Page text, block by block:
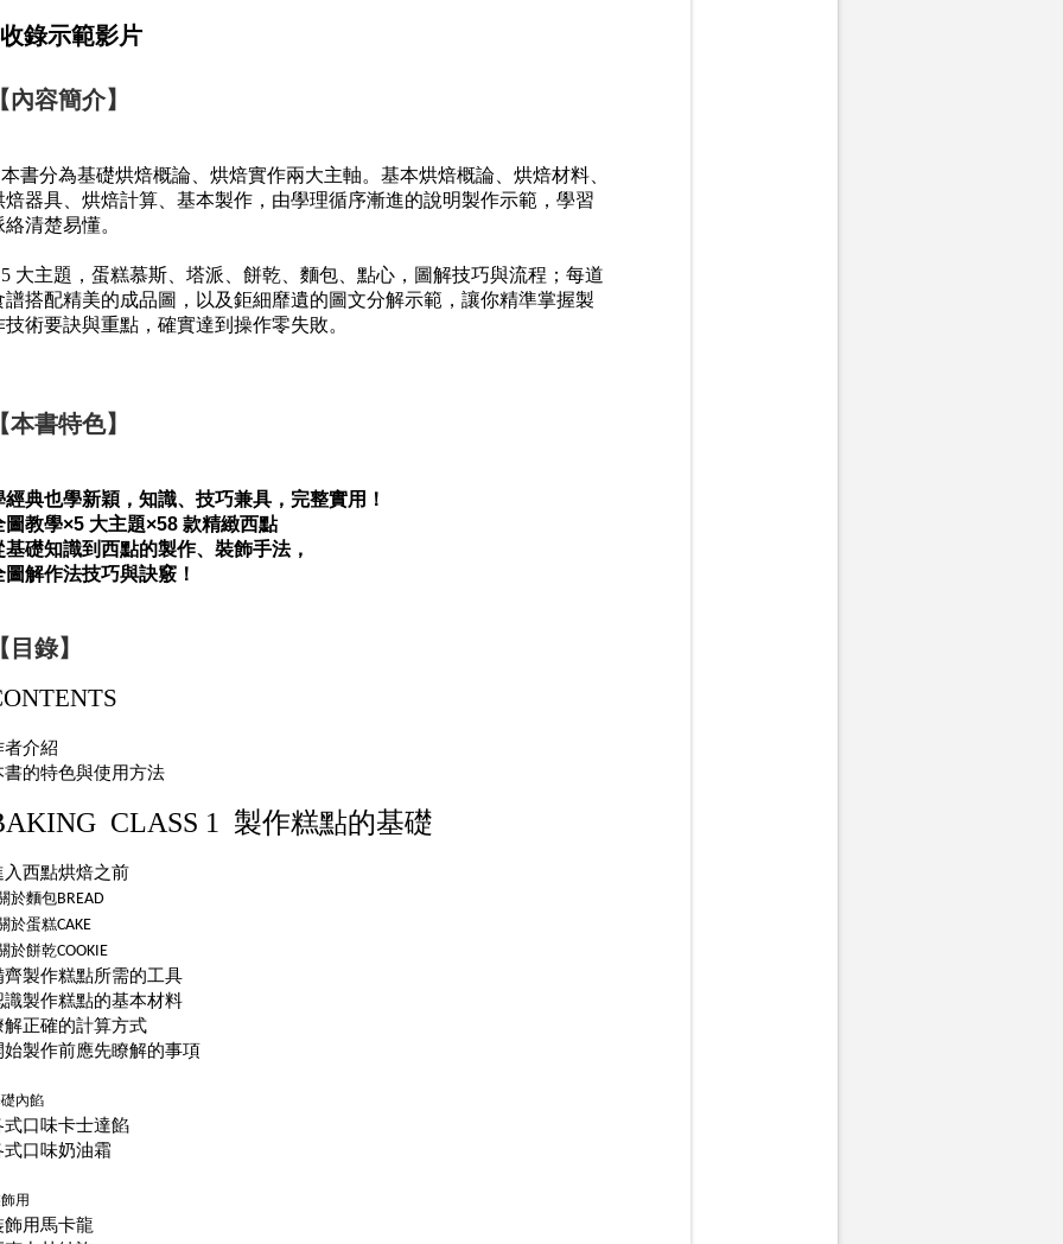
收錄示範影片
內容簡介】
書分為基礎烘焙概論、烘焙實作兩大主軸。基本烘焙概論、烘焙材料、
焙器具、烘焙計算、基本製作，由學理循序漸進的說明製作示範，學習
絡清楚易懂。
大主題，蛋糕慕斯、塔派、餅乾、麵包、點心，圖解技巧與流程；每道
譜搭配精美的成品圖，以及鉅細靡遺的圖文分解示範，讓你精準掌握製
技術要訣與重點，確實達到操作零失敗。
本書特色】
經典也學新穎，知識、技巧兼具，完整實用！
圖教學×5 大主題×58 款精緻西點
基礎知識到西點的製作、裝飾手法，
圖解作法技巧與訣竅！
目錄】
者介紹
書的特色與使用方法
CLASS 1 製作糕點的基礎
入西點烘焙之前
於麵包BREAD
於蛋糕CAKE
於餅乾COOKIE
齊製作糕點所需的工具
識製作糕點的基本材料
解正確的計算方式
始製作前應先瞭解的事項
內餡
式口味卡士達餡
式口味奶油霜
用
飾用馬卡龍